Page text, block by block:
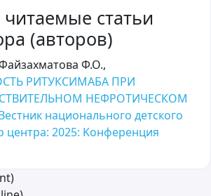
статьи
(авторов)
Ф.О.,
РИТУКСИМАБА ПРИ
НЕФРОТИЧЕСКОМ
национального детского
центра: 2025: Kонференция